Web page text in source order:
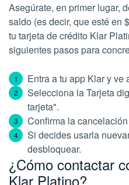
Asegúrate, en primer lugar,
saldo (es decir, que esté en
tu tarjeta de crédito Klar
siguientes pasos para
Entra a tu app Klar y ve
Selecciona la Tarjeta
tarjeta".
Confirma la
Si decides usarla
desbloquear.
¿Cómo contactar
Klar Platino?